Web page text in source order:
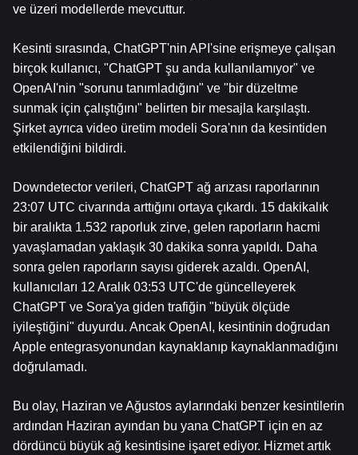
ve üzeri modellerde mevcuttur.
Kesinti sırasında, ChatGPT'nin API'sine erişmeye çalışan
birçok kullanıcı, "ChatGPT şu anda kullanılamıyor" ve
OpenAI'nin "sorunu tanımladığını" ve "bir düzeltme
sunmak için çalıştığını" belirten bir mesajla karşılaştı.
Şirket ayrıca video üretim modeli Sora'nın da kesintiden
etkilendiğini bildirdi.
Downdetector verileri, ChatGPT ağ arızası raporlarının
23:07 UTC civarında arttığını ortaya çıkardı. 15 dakikalık
bir aralıkta 1.532 raporluk zirve, gelen raporların hacmi
yavaşlamadan yaklaşık 30 dakika sonra yapıldı. Daha
sonra gelen raporların sayısı giderek azaldı. OpenAI,
kullanıcıları 12 Aralık 03:53 UTC'de güncelleyerek
ChatGPT ve Sora'ya giden trafiğin "büyük ölçüde
iyileştiğini" duyurdu. Ancak OpenAI, kesintinin doğrudan
Apple entegrasyonundan kaynaklanıp kaynaklanmadığını
doğrulamadı.
Bu olay, Haziran ve Ağustos aylarındaki benzer kesintilerin
ardından Haziran ayından bu yana ChatGPT için en az
dördüncü büyük ağ kesintisine işaret ediyor. Hizmet artık